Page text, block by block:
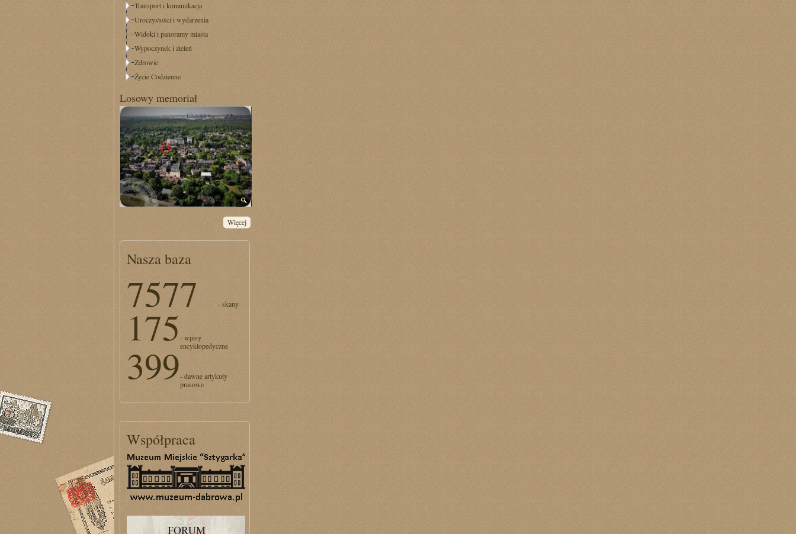
Transport i komunikacja
Uroczystości i wydarzenia
Widoki i panoramy miasta
Wypoczynek i zieleń
Zdrowie
Życie Codzienne
Losowy memoriał
Więcej
Nasza baza
7577 - skany
175 - wpisy
encyklopedyczne
399- dawne artykuły
prasowe
Współpraca